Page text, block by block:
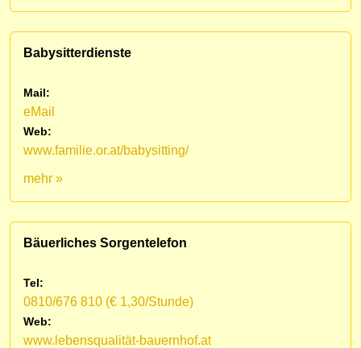
Babysitterdienste
Mail:
eMail
Web:
www.familie.or.at/babysitting/
mehr »
Bäuerliches Sorgentelefon
Tel:
0810/676 810 (€ 1,30/Stunde)
Web:
www.lebensqualität-bauernhof.at